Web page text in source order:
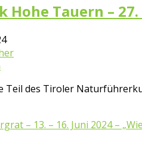
Tauern – 27.
Teil des Tiroler